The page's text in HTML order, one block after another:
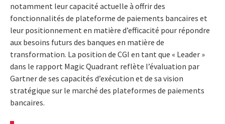
notamment leur capacité actuelle à offrir des
fonctionnalités de plateforme de paiements bancaires et
leur positionnement en matière d’efficacité pour répondre
aux besoins futurs des banques en matière de
transformation. La position de CGI en tant que « Leader »
dans le rapport Magic Quadrant reflète l’évaluation par
Gartner de ses capacités d’exécution et de sa vision
stratégique sur le marché des plateformes de paiements
bancaires.